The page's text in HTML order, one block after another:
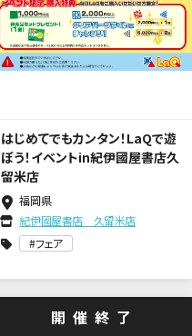
はじめてでもカンタン！LaQで遊
ぼう！イベントin紀伊國屋書店久
留米店
福岡県
紀伊國屋書店 久留米店
フェア
開催終了